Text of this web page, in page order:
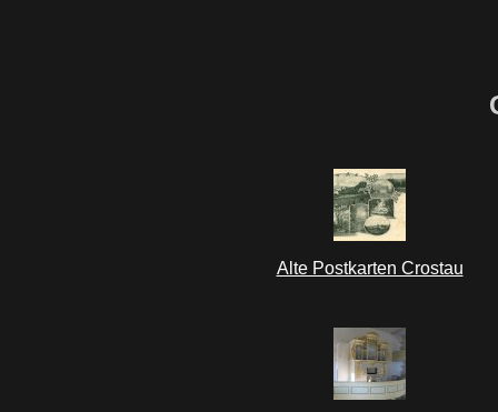
Alte Postkarten Crostau